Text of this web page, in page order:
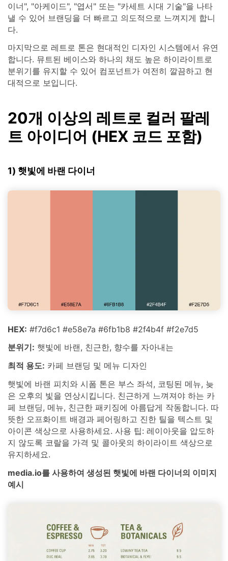
이너", "아케이드", "엽서" 또는 "카세트 시대 기술"을 나타
낼 수 있어 브랜딩을 더 빠르고 의도적으로 느껴지게 합니
다.
마지막으로 레트로 톤은 현대적인 디자인 시스템에서 유연
합니다. 뮤트된 베이스와 하나의 채도 높은 하이라이트로
분위기를 유지할 수 있어 컴포넌트가 여전히 깔끔하고 현
대적으로 보입니다.
20개 이상의 레트로 컬러 팔레
트 아이디어 (HEX 코드 포함)
1) 햇빛에 바랜 다이너
HEX: #f7d6c1 #e58e7a #6fb1b8 #2f4b4f #f2e7d5
분위기: 햇빛에 바랜, 친근한, 향수를 자아내는
최적 용도: 카페 브랜딩 및 메뉴 디자인
햇빛에 바랜 피치와 시폼 톤은 부스 좌석, 코팅된 메뉴, 늦
은 오후의 빛을 연상시킵니다. 친근하게 느껴져야 하는 카
페 브랜딩, 메뉴, 친근한 패키징에 아름답게 작동합니다. 따
뜻한 오프화이트 배경과 페어링하고 진한 틸을 텍스트 및
아이콘 색상으로 사용하세요. 사용 팁: 레이아웃을 압도하
지 않도록 코랄을 가격 및 콜아웃의 하이라이트 색상으로
유지하세요.
media.io를 사용하여 생성된 햇빛에 바랜 다이너의 이미지
예시